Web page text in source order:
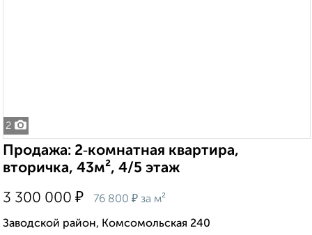
2
Продажа: 2‑комнатная квартира,
вторичка, 43м², 4/5 этаж
3 300 000 ₽ 76 800 ₽ за м²
Заводской район, Комсомольская 240